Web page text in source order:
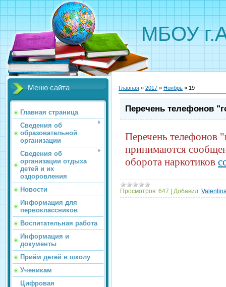
МБОУ
Меню сайта
Главная страница
Сведения об
образовательной
организации
Сведения об
организации отдыха
детей и их
оздоровления
Новости
Информация для
первоклассников
Воспитательная работа
Информация и
документы
Приём детей в школу
Ученикам
Цифровая
Главная » 2017 » Ноябрь » 19
Перечень телефонов
Перечень телефонов
принимаются
оборота наркотиков
Просмотров: 647 Добавил: